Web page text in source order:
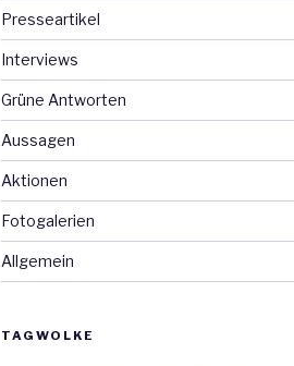
Presseartikel
Interviews
Grüne Antworten
Aussagen
Aktionen
Fotogalerien
Allgemein
TAGWOLKE